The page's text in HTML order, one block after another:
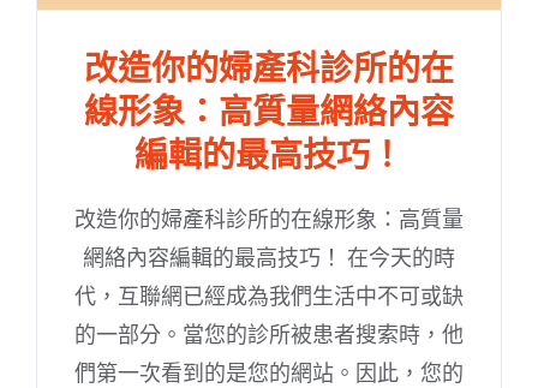
改造你的婦產科診所的在
線形象：高質量網絡內容
編輯的最高技巧！
改造你的婦產科診所的在線形象：高質量
網絡內容編輯的最高技巧！ 在今天的時
代，互聯網已經成為我們生活中不可或缺
的一部分。當您的診所被患者搜索時，他
們第一次看到的是您的網站。因此，您的